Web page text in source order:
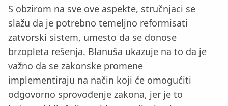
S obzirom na sve ove aspekte, stručnjaci se
slažu da je potrebno temeljno reformisati
zatvorski sistem, umesto da se donose
brzopleta rešenja. Blanuša ukazuje na to da je
važno da se zakonske promene
implementiraju na način koji će omogućiti
odgovorno sprovođenje zakona, jer je to